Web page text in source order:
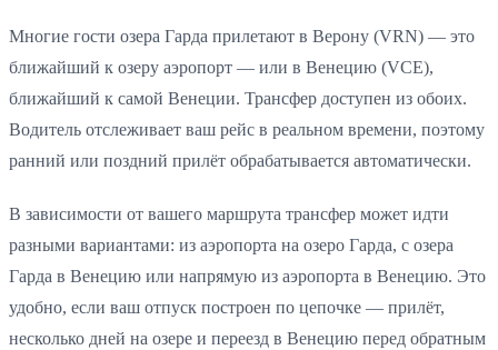
Многие гости озера Гарда прилетают в Верону (VRN) — это
ближайший к озеру аэропорт — или в Венецию (VCE),
ближайший к самой Венеции. Трансфер доступен из обоих.
Водитель отслеживает ваш рейс в реальном времени, поэтому
ранний или поздний прилёт обрабатывается автоматически.
В зависимости от вашего маршрута трансфер может идти
разными вариантами: из аэропорта на озеро Гарда, с озера
Гарда в Венецию или напрямую из аэропорта в Венецию. Это
удобно, если ваш отпуск построен по цепочке — прилёт,
несколько дней на озере и переезд в Венецию перед обратным